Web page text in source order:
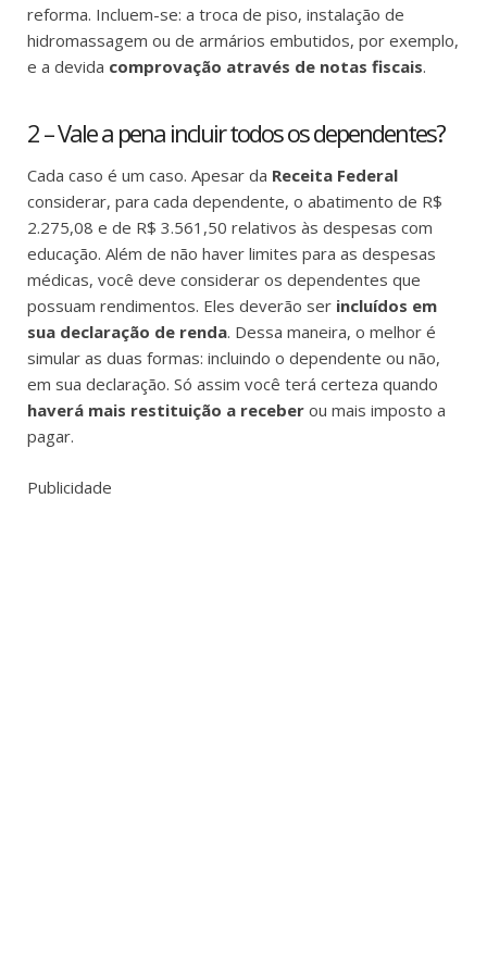
reforma. Incluem-se: a troca de piso, instalação de
hidromassagem ou de armários embutidos, por exemplo,
e a devida comprovação através de notas fiscais.
2 – Vale a pena incluir todos os dependentes?
Cada caso é um caso. Apesar da Receita Federal
considerar, para cada dependente, o abatimento de R$
2.275,08 e de R$ 3.561,50 relativos às despesas com
educação. Além de não haver limites para as despesas
médicas, você deve considerar os dependentes que
possuam rendimentos. Eles deverão ser incluídos em
sua declaração de renda. Dessa maneira, o melhor é
simular as duas formas: incluindo o dependente ou não,
em sua declaração. Só assim você terá certeza quando
haverá mais restituição a receber ou mais imposto a
pagar.
Publicidade